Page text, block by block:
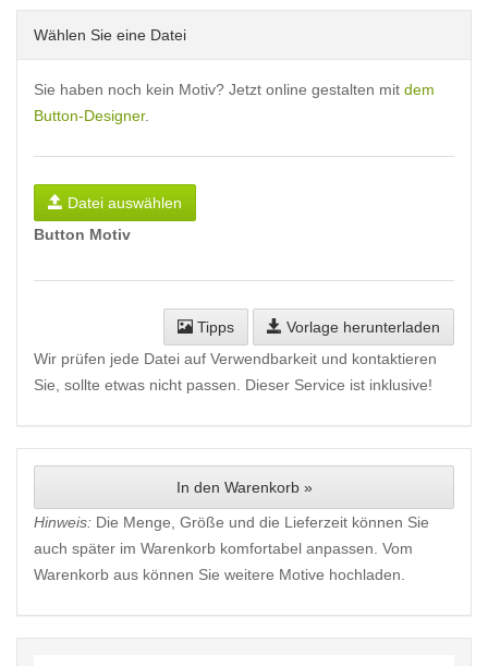
Wählen Sie eine Datei
Sie haben noch kein Motiv? Jetzt online gestalten mit dem
Button-Designer.
Datei auswählen
Button Motiv
Tipps
Vorlage herunterladen
Wir prüfen jede Datei auf Verwendbarkeit und kontaktieren
Sie, sollte etwas nicht passen. Dieser Service ist inklusive!
In den Warenkorb »
Hinweis: Die Menge, Größe und die Lieferzeit können Sie
auch später im Warenkorb komfortabel anpassen. Vom
Warenkorb aus können Sie weitere Motive hochladen.